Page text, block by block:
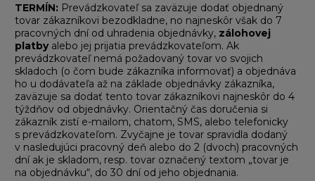
TERMÍN: Prevádzkovateľ sa zaväzuje dodať objednaný
tovar zákazníkovi bezodkladne, no najneskôr však do 7
pracovných dní od uhradenia objednávky, zálohovej
platbyalebo jej prijatia prevádzkovateľom. Ak
prevádzkovateľ nemá požadovaný tovar vo svojich
skladoch (o čom bude zákazníka informovať) a objednáva
ho u dodávateľa až na základe objednávky zákazníka,
zaväzuje sa dodať tento tovar zákazníkovi najneskôr do 4
týždňov od objednávky. Orientačný čas doručenia si
zákazník zistí e-mailom, chatom, SMS, alebo telefonicky
s prevádzkovateľom. Zvyčajne je tovar spravidla dodaný
v nasledujúci pracovný deň alebo do 2 (dvoch) pracovných
dní ak je skladom, resp. tovar označený textom „tovar je
na objednávku“, do 30 dní od jeho objednania.